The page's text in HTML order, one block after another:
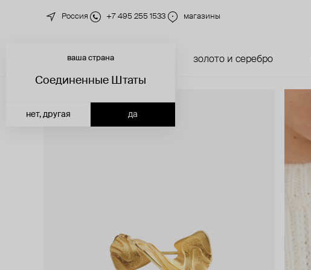
Россия +7 495 255 1533 магазины
новинки золото и серебро
ваша страна
Соединенные Штаты
да
нет, другая